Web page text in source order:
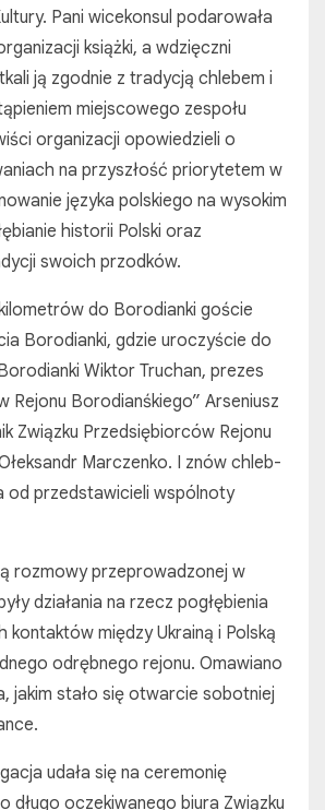
Pani wicekonsul podarowała
książki, a wdzięczni
ją zgodnie z tradycją chlebem i
miejscowego zespołu
organizacji opowiedzieli o
na przyszłość priorytetem w
języka polskiego na wysokim
historii Polski oraz
swoich przodków.
do Borodianki goście
Borodianki, gdzie uroczyście do
Wiktor Truchan, prezes
Rejonu Borodianśkiego” Arseniusz
Związku Przedsiębiorców Rejonu
Marczenko. I znów chleb-
od przedstawicieli wspólnoty
rozmowy przeprowadzonej w
działania na rzecz pogłębienia
kontaktów między Ukrainą i Polską
odrębnego rejonu. Omawiano
jakim stało się otwarcie sobotniej
udała się na ceremonię
długo oczekiwanego biura Związku